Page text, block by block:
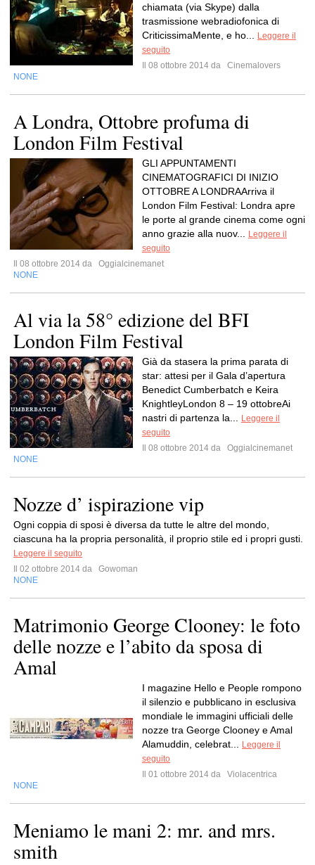
chiamata (via Skype) dalla
trasmissione webradiofonica di
CriticissimaMente, e ho...
Leggere il
seguito
Il 08 ottobre 2014 da
Cinemalovers
NONE
A Londra, Ottobre profuma di
London Film Festival
GLI APPUNTAMENTI
CINEMATOGRAFICI DI INIZIO
OTTOBRE A LONDRAArriva il
London Film Festival: Londra apre
le porte al grande cinema come ogni
anno grazie alla nuov...
Leggere il
seguito
Il 08 ottobre 2014 da
Oggialcinemanet
NONE
Al via la 58° edizione del BFI
London Film Festival
Già da stasera la prima parata di
star: attesi per il Gala d’apertura
Benedict Cumberbatch e Keira
KnightleyLondon 8 – 19 ottobreAi
nastri di partenza la...
Leggere il
seguito
Il 08 ottobre 2014 da
Oggialcinemanet
NONE
Nozze d’ ispirazione vip
Ogni coppia di sposi è diversa da tutte le altre del mondo,
ciascuna ha la propria personalità, il proprio stile ed i propri gusti.
Leggere il seguito
Il 02 ottobre 2014 da
Gowoman
NONE
Matrimonio George Clooney: le foto
delle nozze e l’abito da sposa di
Amal
I magazine Hello e People rompono
il silenzio e pubblicano in esclusiva
mondiale le immagini ufficiali delle
nozze tra George Clooney e Amal
Alamuddin, celebrat...
Leggere il
seguito
Il 01 ottobre 2014 da
Violacentrica
NONE
Meniamo le mani 2: mr. and mrs.
smith